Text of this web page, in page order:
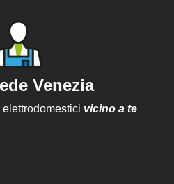
Venezia
vicino a te